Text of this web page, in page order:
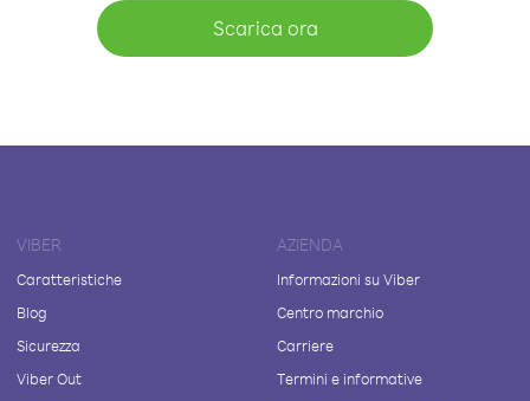
Scarica ora
VIBER
Caratteristiche
Blog
Sicurezza
Viber Out
AZIENDA
Informazioni su Viber
Centro marchio
Carriere
Termini e informative